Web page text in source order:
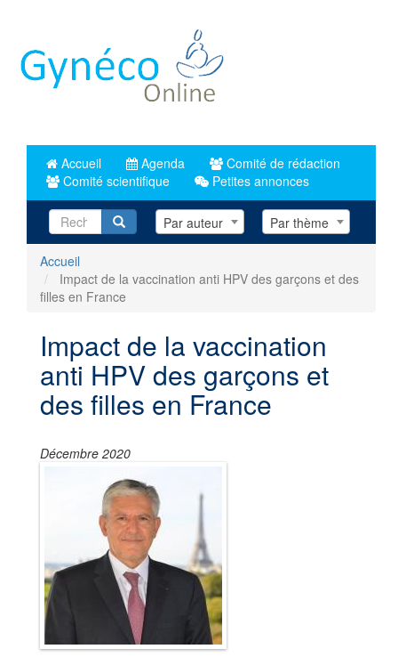
principal
Accueil Agenda
Comité de rédaction
Comité scientifique
Petites annonces
RecherchePar auteur Par thème
Accueil
Impact de la vaccination anti HPV des garçons et des
filles en France
Impact de la vaccination
anti HPV des garçons et
des filles en France
Décembre 2020